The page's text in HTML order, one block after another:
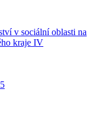
v sociální oblasti na
kraje IV